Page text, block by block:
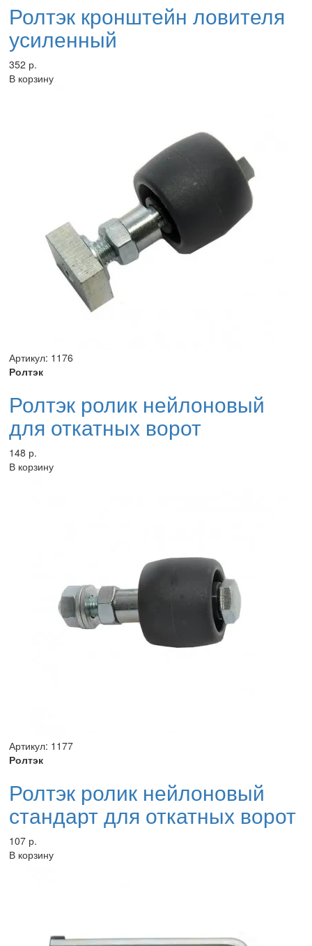
Ролтэк кронштейн ловителя
усиленный
352 р.
В корзину
Артикул: 1176
Ролтэк
Ролтэк ролик нейлоновый
для откатных ворот
148 р.
В корзину
Артикул: 1177
Ролтэк
Ролтэк ролик нейлоновый
стандарт для откатных ворот
107 р.
В корзину